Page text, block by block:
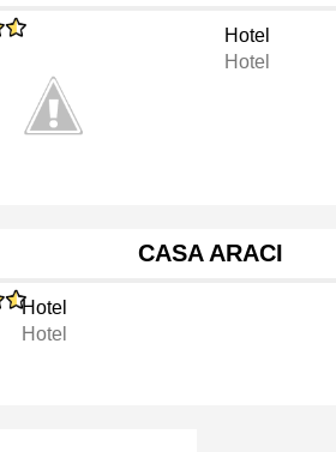
Hotel
Hotel
CASA ARACI
Hotel
Hotel